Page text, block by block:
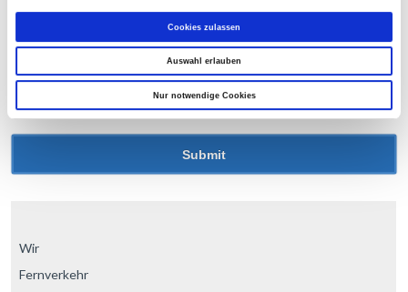
Cookies zulassen
Auswahl erlauben
Nur notwendige Cookies
Name, E-Mail-Adresse und Website in diesem
Browser für meinen nächsten Kommentar speichern.
Wir
Fernverkehr